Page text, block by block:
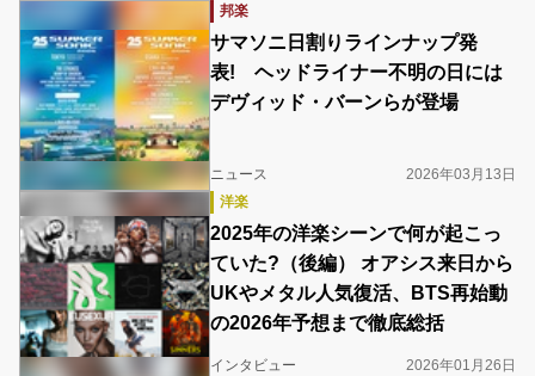
邦楽
サマソニ日割りラインナップ発
表! ヘッドライナー不明の日には
デヴィッド・バーンらが登場
ニュース
2026年03月13日
洋楽
2025年の洋楽シーンで何が起こっ
ていた?（後編） オアシス来日から
UKやメタル人気復活、BTS再始動
の2026年予想まで徹底総括
インタビュー
2026年01月26日